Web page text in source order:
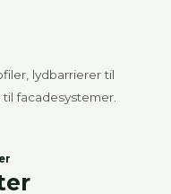
lydbarrierer til
facadesystemer.